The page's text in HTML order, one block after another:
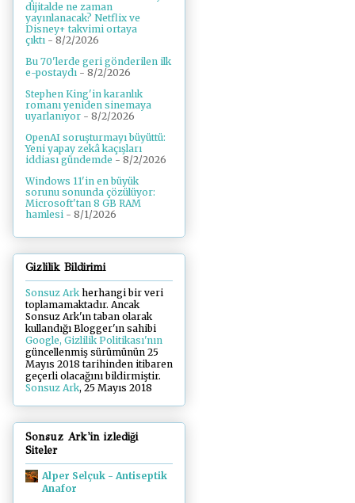
dijitalde ne zaman
yayınlanacak? Netflix ve
Disney+ takvimi ortaya
çıktı - 8/2/2026
Bu 70'lerde geri gönderilen ilk
e-postaydı - 8/2/2026
Stephen King'in karanlık
romanı yeniden sinemaya
uyarlanıyor - 8/2/2026
OpenAI soruşturmayı büyüttü:
Yeni yapay zekâ kaçışları
iddiası gündemde - 8/2/2026
Windows 11'in en büyük
sorunu sonunda çözülüyor:
Microsoft'tan 8 GB RAM
hamlesi - 8/1/2026
Gizlilik Bildirimi
Sonsuz Arkherhangi bir veri
toplamamaktadır. Ancak
Sonsuz Ark'ın taban olarak
kullandığı Blogger'ın sahibi
Google, Gizlilik Politikası'nın
güncellenmiş sürümünün 25
Mayıs 2018 tarihinden itibaren
geçerli olacağını bildirmiştir.
Sonsuz Ark, 25 Mayıs 2018
Sonsuz Ark'in izlediği
Siteler
Alper Selçuk - Antiseptik
Anafor